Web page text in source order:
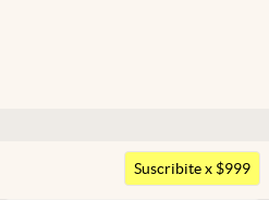
Argentina
Suscribite x $999